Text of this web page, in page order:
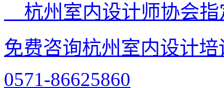
杭州室内设计师协会
免费咨询杭州室内设计
0571-86625860